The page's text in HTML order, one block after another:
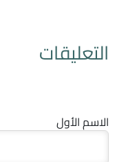
التعليقات
الاسم الأول